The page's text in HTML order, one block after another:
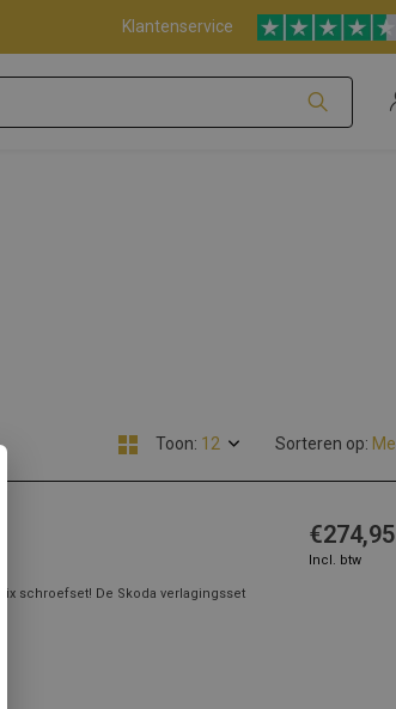
Klantenservice
Toon: Sorteren op:
schroefset! De Skoda verlagingsset
€274,95
Incl. btw